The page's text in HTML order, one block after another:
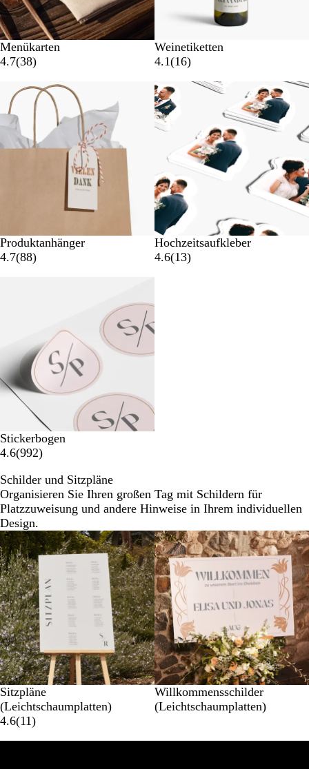
Menükarten
4.7(38)
Weinetiketten
4.1(16)
Produktanhänger
4.7(88)
Neue Optionen
Hochzeitsaufkleber
4.6(13)
Stickerbogen
4.6(992)
Schilder und Sitzpläne
Organisieren Sie Ihren großen Tag mit Schildern für
Platzzuweisung und andere Hinweise in Ihrem individuellen
Design.
Neue Optionen
Sitzpläne
(Leichtschaumplatten)
4.6(11)
Willkommensschilder
(Leichtschaumplatten)